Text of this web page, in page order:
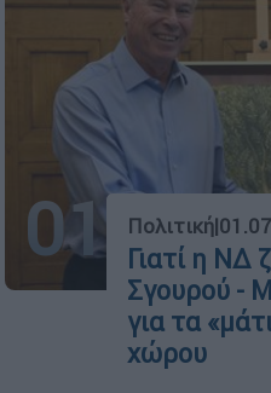
01 Πολιτική|
Γιατί η ΝΔ
Σγουρού -
για τα
χώρου